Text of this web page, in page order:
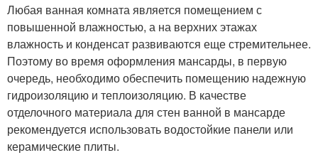
Любая ванная комната является помещением с
повышенной влажностью, а на верхних этажах
влажность и конденсат развиваются еще стремительнее.
Поэтому во время оформления мансарды, в первую
очередь, необходимо обеспечить помещению надежную
гидроизоляцию и теплоизоляцию. В качестве
отделочного материала для стен ванной в мансарде
рекомендуется использовать водостойкие панели или
керамические плиты.